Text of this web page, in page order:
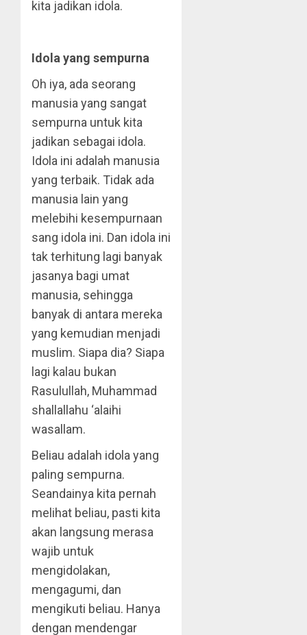
kita jadikan idola.
Idola yang sempurna
Oh iya, ada seorang
manusia yang sangat
sempurna untuk kita
jadikan sebagai idola.
Idola ini adalah manusia
yang terbaik. Tidak ada
manusia lain yang
melebihi kesempurnaan
sang idola ini. Dan idola ini
tak terhitung lagi banyak
jasanya bagi umat
manusia, sehingga
banyak di antara mereka
yang kemudian menjadi
muslim. Siapa dia? Siapa
lagi kalau bukan
Rasulullah, Muhammad
shallallahu ‘alaihi
wasallam.
Beliau adalah idola yang
paling sempurna.
Seandainya kita pernah
melihat beliau, pasti kita
akan langsung merasa
wajib untuk
mengidolakan,
mengagumi, dan
mengikuti beliau. Hanya
dengan mendengar